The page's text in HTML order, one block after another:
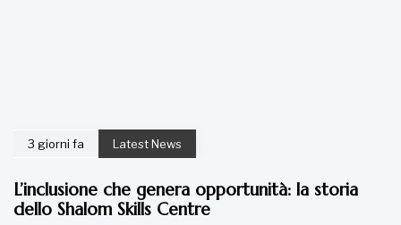
3 giorni fa Latest News
L’inclusione che genera opportunità: la storia
dello Shalom Skills Centre